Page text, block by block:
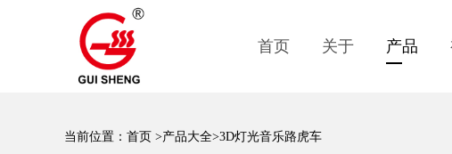
首页 关于 产品
当前位置： 首页 >产品大全>3D灯光音乐路虎车